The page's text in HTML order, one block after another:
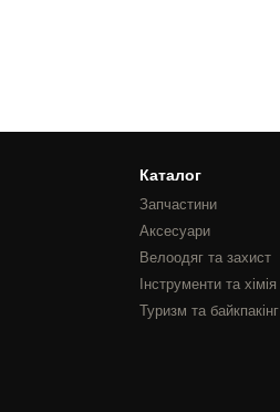
Каталог
Запчастини
Аксесуари
Велоодяг та захист
Інструменти та хімія
Туризм та байкпакінг